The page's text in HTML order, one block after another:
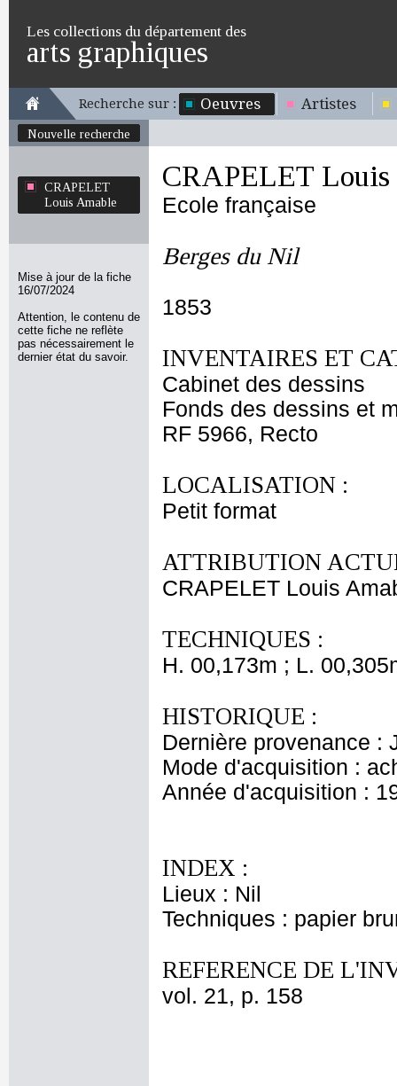
Les collections du département des
arts graphiques
Recherche sur : Oeuvres Artistes
Nouvelle recherche
CRAPELET
Louis Amable
Mise à jour de la fiche
16/07/2024
Attention, le contenu de
cette fiche ne reflète
pas nécessairement le
dernier état du savoir.
CRAPELET Louis
Ecole française
Berges du Nil
1853
INVENTAIRES ET
Cabinet des dessins
Fonds des dessins et
RF 5966, Recto
LOCALISATION :
Petit format
ATTRIBUTION
CRAPELET Louis
TECHNIQUES :
H. 00,173m ; L.
HISTORIQUE :
Dernière provenance :
Mode d'acquisition :
Année d'acquisition :
INDEX :
Lieux : Nil
Techniques : papier
REFERENCE DE
vol. 21, p. 158